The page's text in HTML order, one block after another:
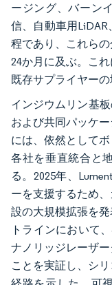
ージング、バーン
信、自動車用
程であり、これら
24か月に及ぶ。こ
既存サプライヤー
インジウムリン基
および共同パッケ
には、依然として
各社を垂直統合と
る。2025年、
ーを支援するため
設の大規模拡張を
トラインにおいて
ナノリッジレーザ
ことを実証し、シ